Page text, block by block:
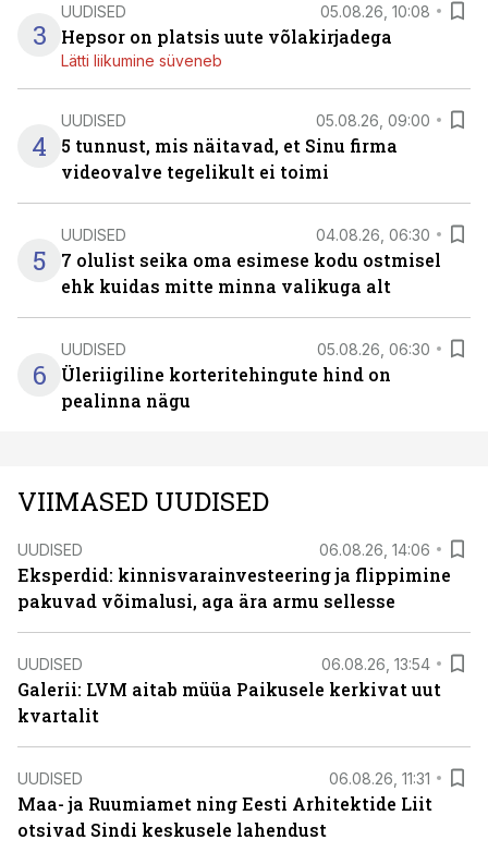
3
UUDISED 05.08.26, 10:08
Hepsor on platsis uute võlakirjadega
Lätti liikumine süveneb
4
UUDISED 05.08.26, 09:00
5 tunnust, mis näitavad, et Sinu firma
videovalve tegelikult ei toimi
5
UUDISED 04.08.26, 06:30
7 olulist seika oma esimese kodu ostmisel
ehk kuidas mitte minna valikuga alt
6
UUDISED 05.08.26, 06:30
Üleriigiline korteritehingute hind on
pealinna nägu
VIIMASED UUDISED
UUDISED 06.08.26, 14:06
Eksperdid: kinnisvarainvesteering ja flippimine
pakuvad võimalusi, aga ära armu sellesse
UUDISED 06.08.26, 13:54
Galerii: LVM aitab müüa Paikusele kerkivat uut
kvartalit
UUDISED 06.08.26, 11:31
Maa- ja Ruumiamet ning Eesti Arhitektide Liit
otsivad Sindi keskusele lahendust